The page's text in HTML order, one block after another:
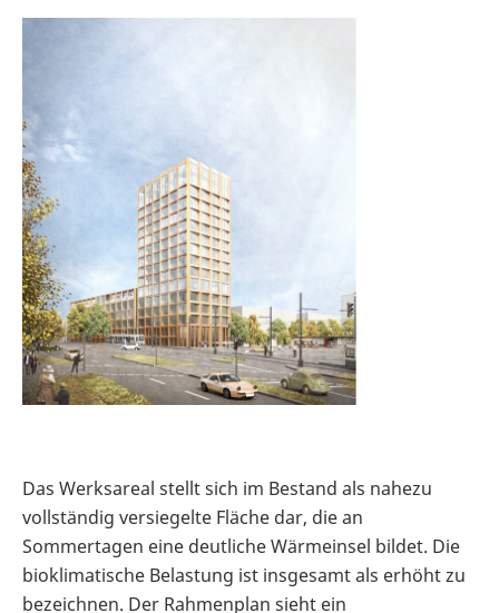
Das Werksareal stellt sich im Bestand als nahezu
vollständig versiegelte Fläche dar, die an
Sommertagen eine deutliche Wärmeinsel bildet. Die
bioklimatische Belastung ist insgesamt als erhöht zu
bezeichnen. Der Rahmenplan sieht ein